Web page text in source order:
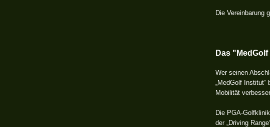
Die Vereinbarung
Das
Wer seinen
„MedGolf
Mobilität
Die PGA-
der „Driving